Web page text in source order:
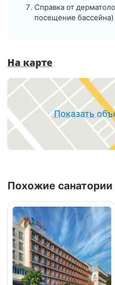
Справка от
посещение бассейна)
На карте
Показать
Похожие санатории